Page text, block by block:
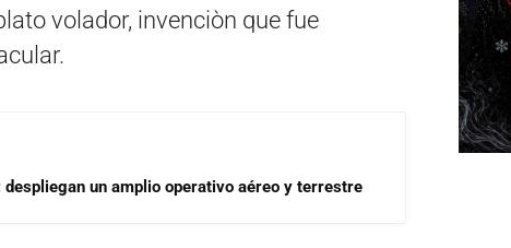
volador, invenciòn que fue
un amplio operativo aéreo y terrestre